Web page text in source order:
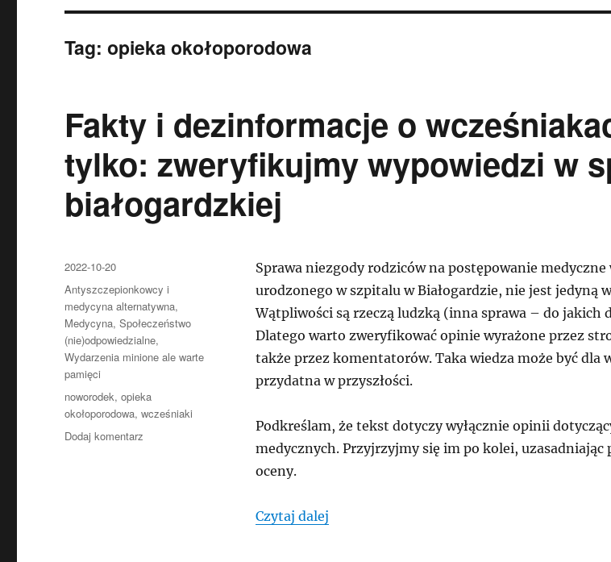
Tag:opieka okołoporodowa
Fakty i dezinformacje o
tylko: zweryfikujmy wypowiedzi w
białogardzkiej
Sprawa niezgody rodziców na postępowanie medyczne
urodzonego w szpitalu w Białogardzie, nie jest jedyną
Wątpliwości są rzeczą ludzką (inna sprawa – do jakich
Dlatego warto zweryfikować opinie wyrażone przez
także przez komentatorów. Taka wiedza może być dla
przydatna w przyszłości.
Podkreślam, że tekst dotyczy wyłącznie opinii
medycznych. Przyjrzyjmy się im po kolei, uzasadniając
oceny.
Czytaj dalej„Fakty i dezinformacje o wcześniakach i
Data
publikacji
2022-10-20
Kategorie
Antyszczepionkowcy i
medycyna alternatywna,
Medycyna,Społeczeństwo
(nie)odpowiedzialne,
Wydarzenia minione ale warte
pamięci
Tagi
noworodek,opieka
okołoporodowa,wcześniaki
Dodaj komentarz